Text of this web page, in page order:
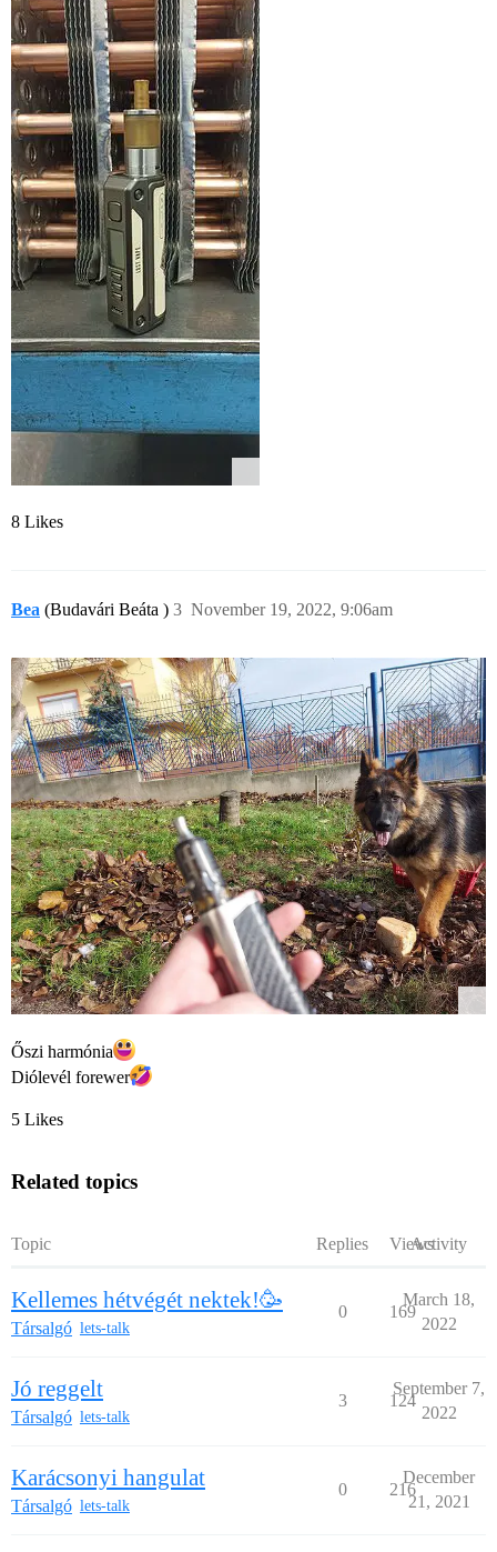
8 Likes
Bea (Budavári Beáta ) November 19, 2022, 9:06am
3
Őszi harmónia​
Diólevél forewer​
5 Likes
Related topics
Topic Replies ViewsActivity
Kellemes hétvégét nektek!🥳
Társalgó lets-talk
0 169
March 18,
2022
Jó reggelt
Társalgó lets-talk
3 124
September 7,
2022
Karácsonyi hangulat
Társalgó lets-talk
0 216
December
21, 2021